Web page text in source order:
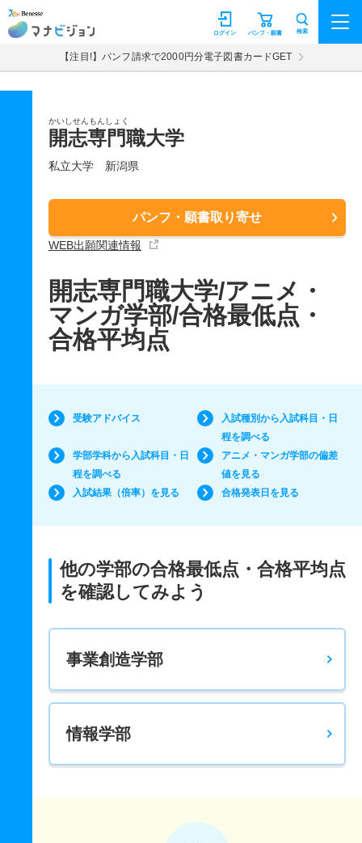
マナビジョン パンフ・願書
ログイン 検索
【注目!】パンフ請求で2000円分電子図書カードGET
かいしせんもんしょく
開志専門職大学
私立大学 新潟県
パンフ・願書取り寄せ
WEB出願関連情報
開志専門職大学/アニメ・
マンガ学部/合格最低点・
合格平均点
受験アドバイス
入試種別から入試科目・日
程を調べる
学部学科から入試科目・日
程を調べる
アニメ・マンガ学部の偏差
値を見る
入試結果（倍率）を見る
合格発表日を見る
他の学部の合格最低点・合格平均点
を確認してみよう
事業創造学部
情報学部